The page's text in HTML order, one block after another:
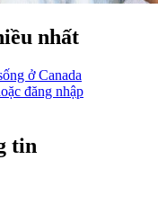
nhất
ở Canada
đăng nhập
tin